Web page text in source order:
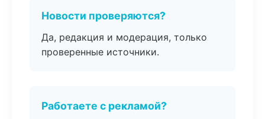
Новости проверяются?
Да, редакция и модерация, только
проверенные источники.
Работаете с рекламой?